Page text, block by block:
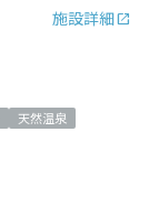
施設詳細
天然温泉